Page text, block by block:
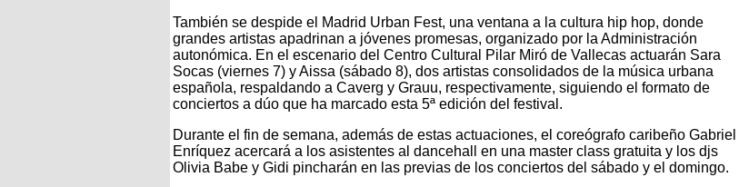
También se despide el Madrid Urban Fest, una ventana a la cultura hip hop, donde
grandes artistas apadrinan a jóvenes promesas, organizado por la Administración
autonómica. En el escenario del Centro Cultural Pilar Miró de Vallecas actuarán Sara
Socas (viernes 7) y Aissa (sábado 8), dos artistas consolidados de la música urbana
española, respaldando a Caverg y Grauu, respectivamente, siguiendo el formato de
conciertos a dúo que ha marcado esta 5ª edición del festival.
Durante el fin de semana, además de estas actuaciones, el coreógrafo caribeño Gabriel
Enríquez acercará a los asistentes al dancehall en una master class gratuita y los djs
Olivia Babe y Gidi pincharán en las previas de los conciertos del sábado y el domingo.